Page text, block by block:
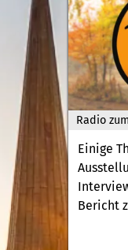
Radio
Einige
Bericht